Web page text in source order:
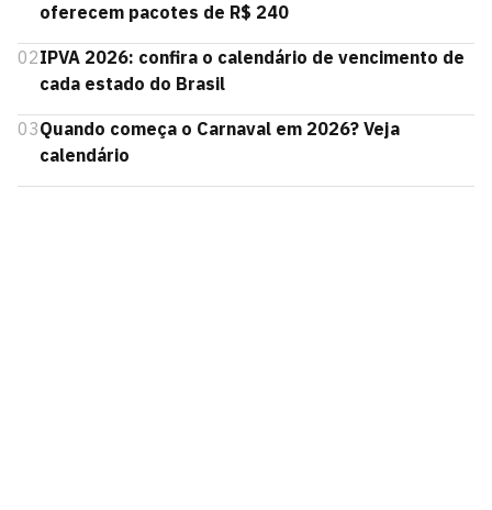
oferecem pacotes de R$ 240
02IPVA 2026: confira o calendário de vencimento de
cada estado do Brasil
03Quando começa o Carnaval em 2026? Veja
calendário